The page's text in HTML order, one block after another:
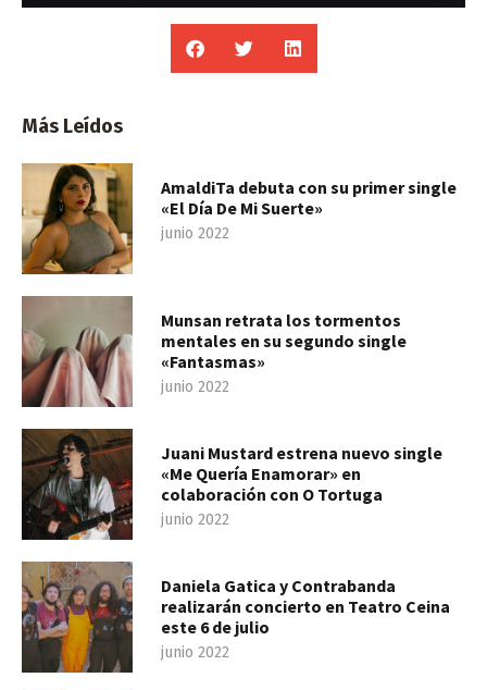
Más Leídos
AmaldiTa debuta con su primer single
«El Día De Mi Suerte»
junio 2022
Munsan retrata los tormentos
mentales en su segundo single
«Fantasmas»
junio 2022
Juani Mustard estrena nuevo single
«Me Quería Enamorar» en
colaboración con O Tortuga
junio 2022
Daniela Gatica y Contrabanda
realizarán concierto en Teatro Ceina
este 6 de julio
junio 2022